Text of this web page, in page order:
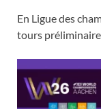
En Ligue des
tours